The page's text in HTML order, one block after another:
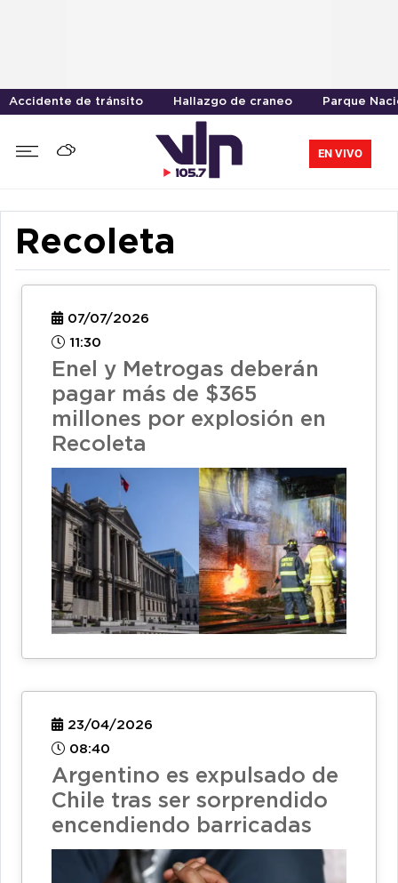
Accidente de tránsito Hallazgo de craneo Parque
EN VIVO
Recoleta
07/07/2026
11:30
Enel y Metrogas deberán
pagar más de $365
millones por explosión en
Recoleta
23/04/2026
08:40
Argentino es expulsado de
Chile tras ser sorprendido
encendiendo barricadas